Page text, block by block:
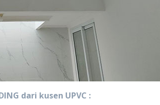
dari kusen UPVC :